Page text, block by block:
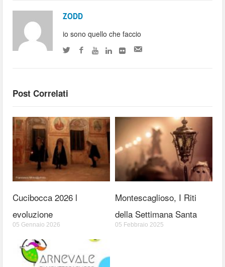
ZODD
io sono quello che faccio
Post Correlati
Cucibocca 2026 l
evoluzione
05 Gennaio 2026
Montescaglioso, I Riti
della Settimana Santa
05 Febbraio 2025